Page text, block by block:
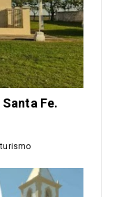
Fe.
turismo